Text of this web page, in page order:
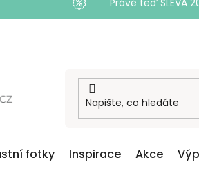
Právě teď SLEVA
fotky Inspirace Akce